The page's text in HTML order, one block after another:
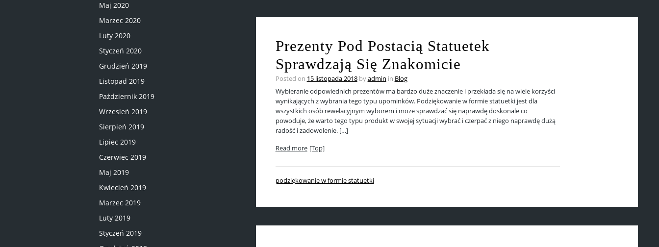
Maj 2020
Marzec 2020
Luty 2020
Styczeń 2020
Grudzień 2019
Listopad 2019
Październik 2019
Wrzesień 2019
Sierpień 2019
Lipiec 2019
Czerwiec 2019
Maj 2019
Kwiecień 2019
Marzec 2019
Luty 2019
Styczeń 2019
Prezenty Pod Postacią Statuetek
Sprawdzają Się Znakomicie
Posted on 15 listopada 2018byadmin in Blog
Wybieranie odpowiednich prezentów ma bardzo duże znaczenie i przekłada się na wiele korzyści
wynikających z wybrania tego typu upominków. Podziękowanie w formie statuetki jest dla
wszystkich osób rewelacyjnym wyborem i może sprawdzać się naprawdę doskonale co
powoduje, że warto tego typu produkt w swojej sytuacji wybrać i czerpać z niego naprawdę dużą
radość i zadowolenie. […]
Read more [Top]
podziękowanie w formie statuetki